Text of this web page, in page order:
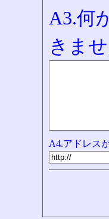
A3.何
きま
A4.アドレス